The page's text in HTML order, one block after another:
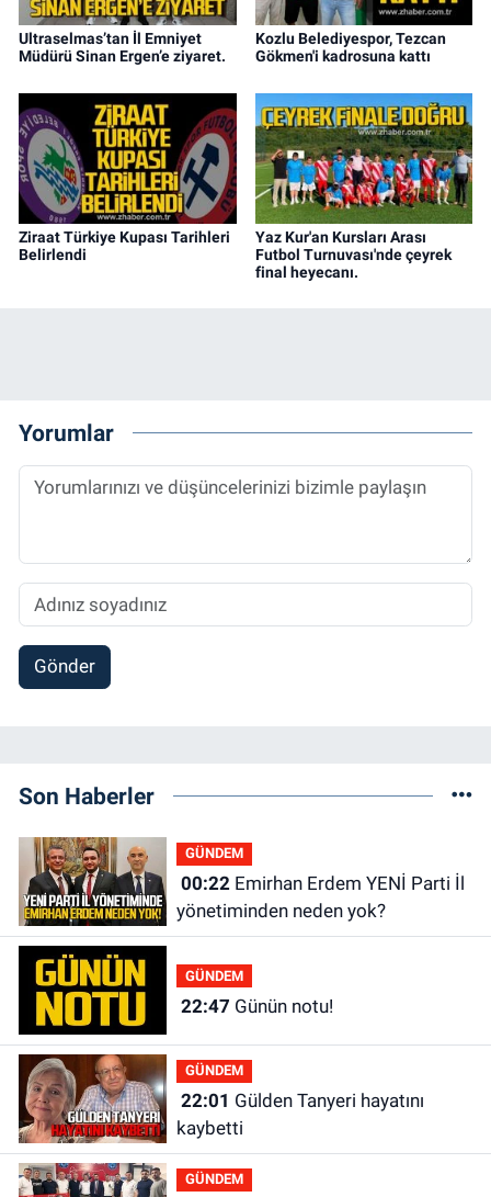
Ultraselmas’tan İl Emniyet
Müdürü Sinan Ergen’e ziyaret.
Kozlu Belediyespor, Tezcan
Gökmen'i kadrosuna kattı
Ziraat Türkiye Kupası Tarihleri
Belirlendi
Yaz Kur'an Kursları Arası
Futbol Turnuvası'nde çeyrek
final heyecanı.
Yorumlar
Gönder
Son Haberler
GÜNDEM
00:22Emirhan Erdem YENİ Parti İl
yönetiminden neden yok?
GÜNDEM
22:47 Günün notu!
GÜNDEM
22:01
kaybetti
GÜNDEM